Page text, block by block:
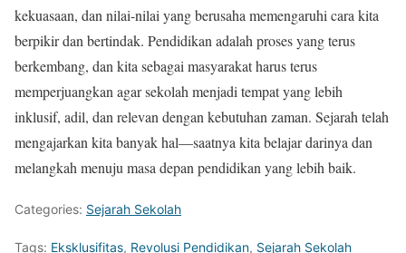
kekuasaan, dan nilai-nilai yang berusaha memengaruhi cara kita
berpikir dan bertindak. Pendidikan adalah proses yang terus
berkembang, dan kita sebagai masyarakat harus terus
memperjuangkan agar sekolah menjadi tempat yang lebih
inklusif, adil, dan relevan dengan kebutuhan zaman. Sejarah telah
mengajarkan kita banyak hal—saatnya kita belajar darinya dan
melangkah menuju masa depan pendidikan yang lebih baik.
Categories: Sejarah Sekolah
Tags: Eksklusifitas, Revolusi Pendidikan, Sejarah Sekolah